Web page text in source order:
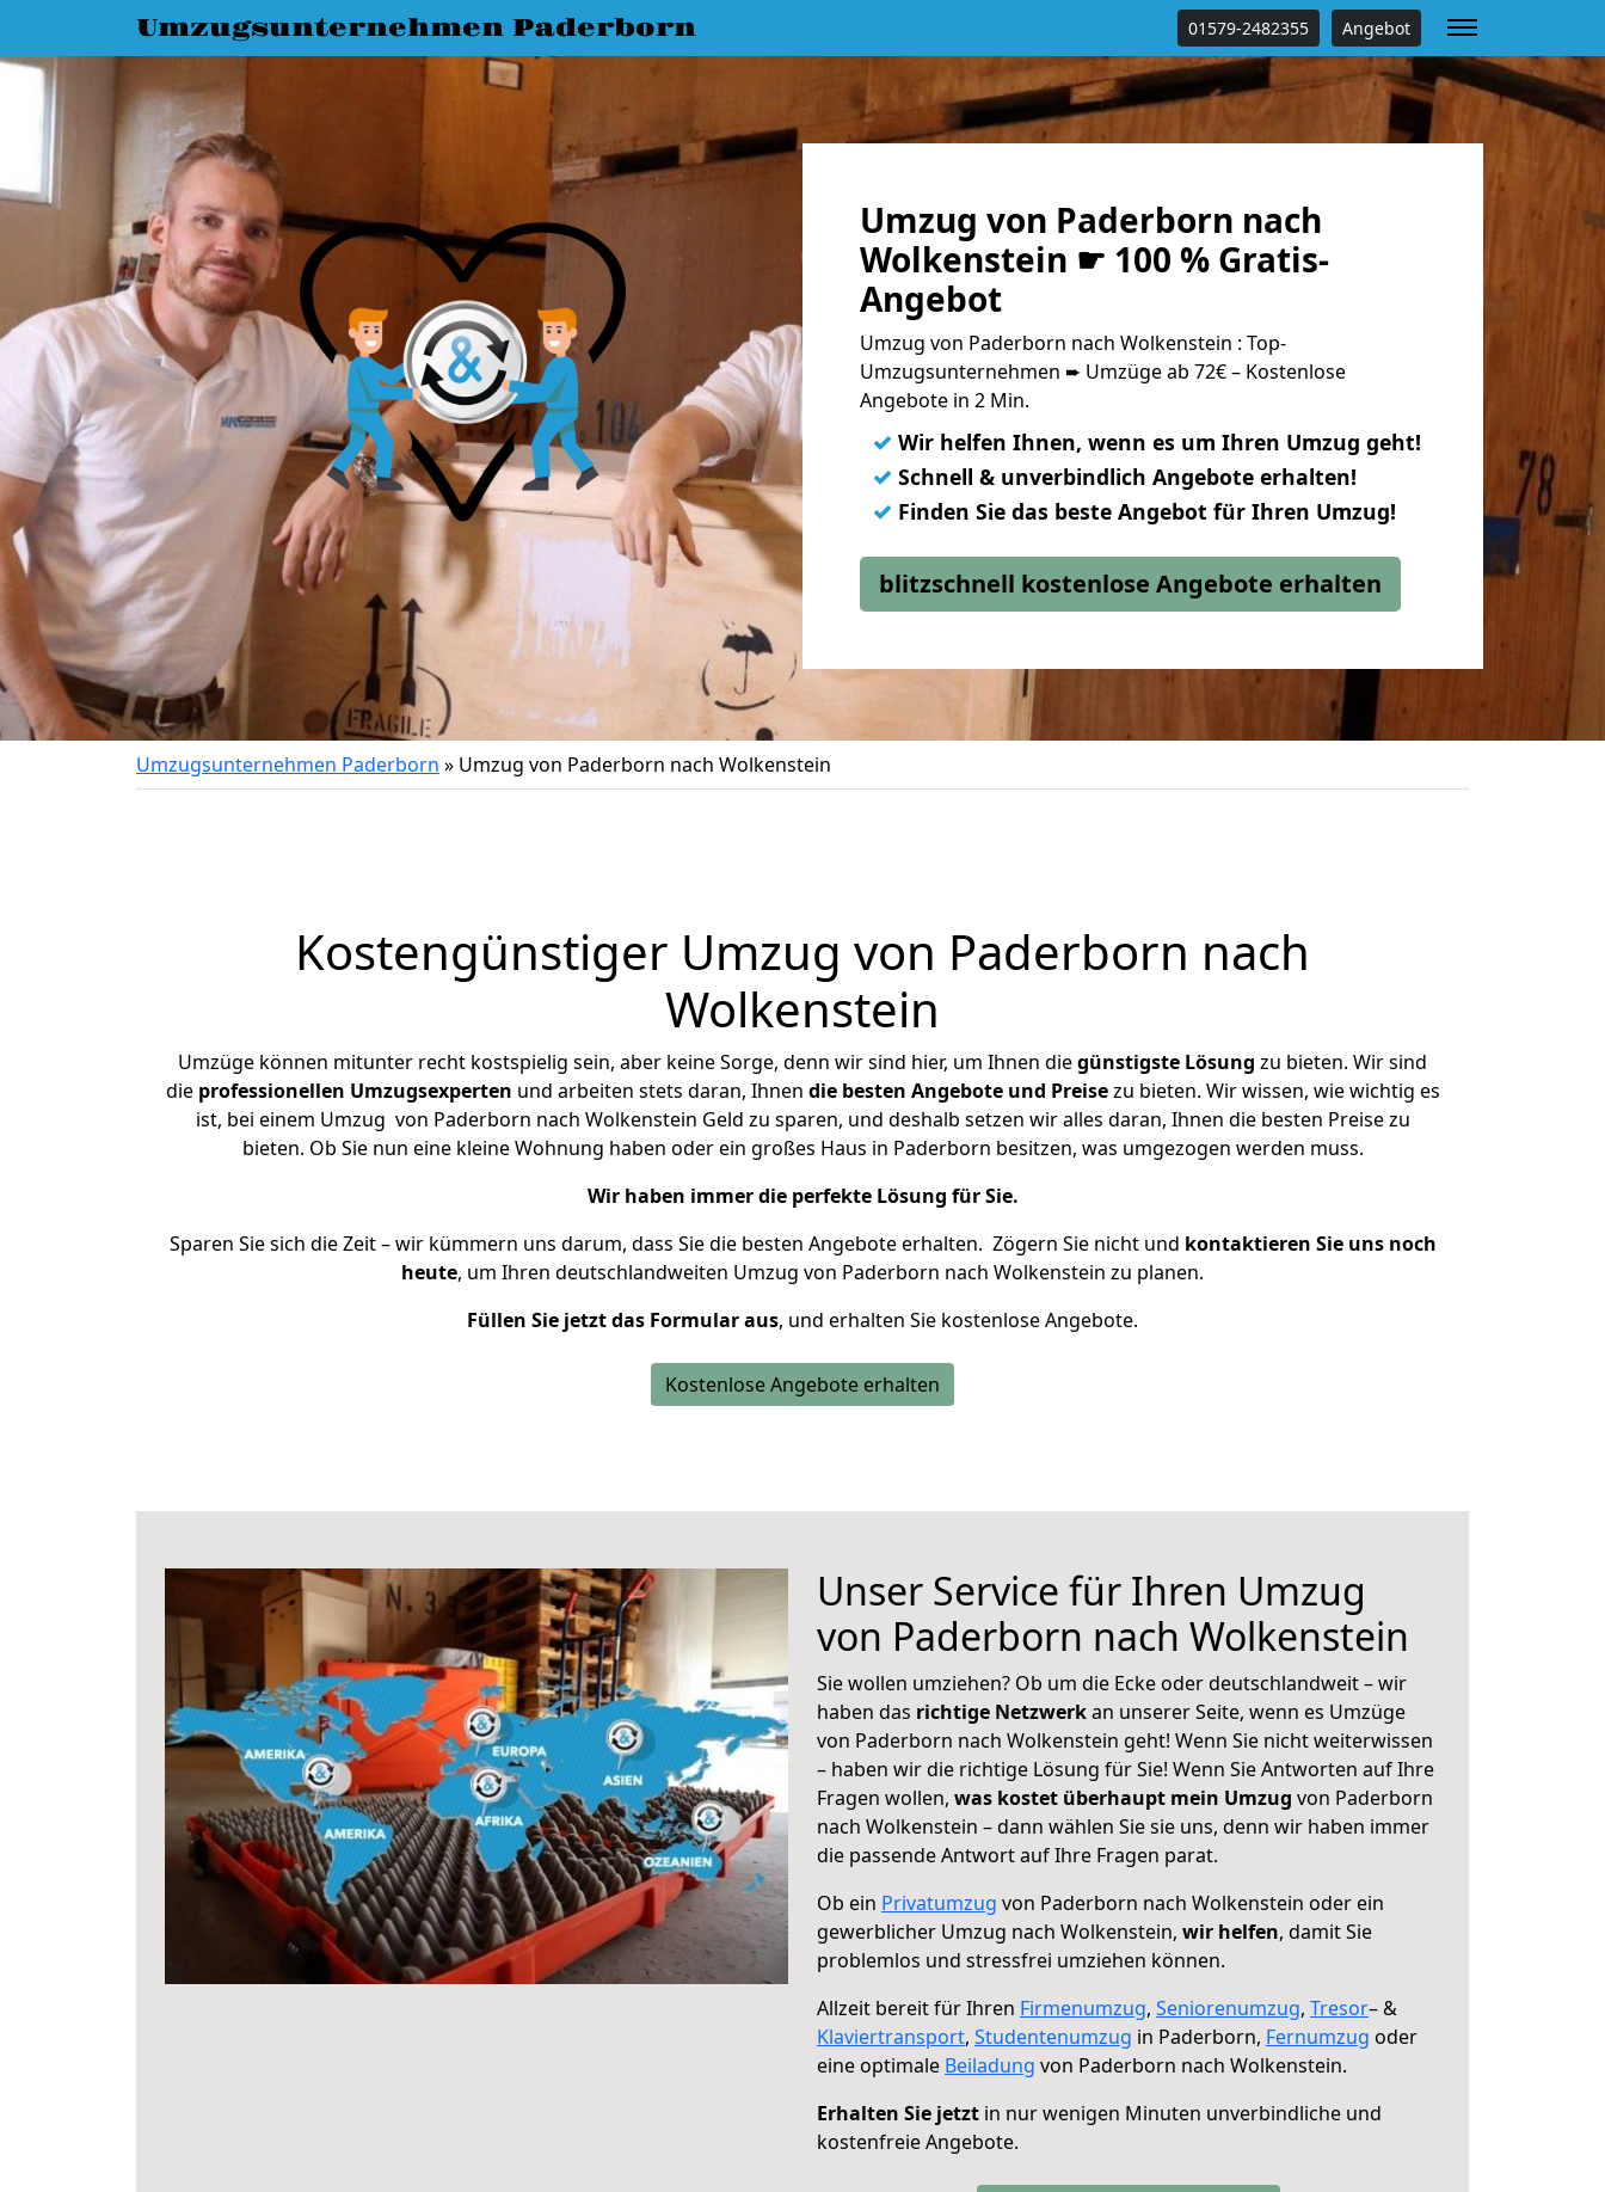
Umzugsunternehmen Paderborn 01579-2482355 Angebot
Umzug von Paderborn nach
Wolkenstein ☛ 100 % Gratis-
Angebot
Umzug von Paderborn nach Wolkenstein : Top-
Umzugsunternehmen ➨ Umzüge ab 72€ – Kostenlose
Angebote in 2 Min.
✓ Wir helfen Ihnen, wenn es um Ihren Umzug geht!
✓ Schnell & unverbindlich Angebote erhalten!
✓ Finden Sie das beste Angebot für Ihren Umzug!
blitzschnell kostenlose Angebote erhalten
Umzugsunternehmen Paderborn » Umzug von Paderborn nach Wolkenstein
Kostengünstiger Umzug von Paderborn nach
Wolkenstein
Umzüge können mitunter recht kostspielig sein, aber keine Sorge, denn wir sind hier, um Ihnen diegünstigste Lösung zu bieten. Wir sind
die professionellen Umzugsexperten und arbeiten stets daran, Ihnen die besten Angebote und Preisezu bieten. Wir wissen, wie wichtig es
ist, bei einem Umzug von Paderborn nach Wolkenstein Geld zu sparen, und deshalb setzen wir alles daran, Ihnen die besten Preise zu
bieten. Ob Sie nun eine kleine Wohnung haben oder ein großes Haus in Paderborn besitzen, was umgezogen werden muss.
Wir haben immer die perfekte Lösung für Sie.
Sparen Sie sich die Zeit – wir kümmern uns darum, dass Sie die besten Angebote erhalten. Zögern Sie nicht und kontaktieren Sie uns noch
heute, um Ihren deutschlandweiten Umzug von Paderborn nach Wolkenstein zu planen.
Füllen Sie jetzt das Formular aus, und erhalten Sie kostenlose Angebote.
Kostenlose Angebote erhalten
Unser Service für Ihren Umzug
von Paderborn nach Wolkenstein
Sie wollen umziehen? Ob um die Ecke oder deutschlandweit – wir
haben das richtige Netzwerkan unserer Seite, wenn es Umzüge
von Paderborn nach Wolkenstein geht! Wenn Sie nicht weiterwissen
– haben wir die richtige Lösung für Sie! Wenn Sie Antworten auf Ihre
Fragen wollen, was kostet überhaupt mein Umzug von Paderborn
nach Wolkenstein – dann wählen Sie sie uns, denn wir haben immer
die passende Antwort auf Ihre Fragen parat.
Ob ein Privatumzug von Paderborn nach Wolkenstein oder ein
gewerblicher Umzug nach Wolkenstein, wir helfen, damit Sie
problemlos und stressfrei umziehen können.
Allzeit bereit für Ihren Firmenumzug, Seniorenumzug, Tresor– &
Klaviertransport, Studentenumzug in Paderborn, Fernumzug oder
eine optimale Beiladung von Paderborn nach Wolkenstein.
Erhalten Sie jetzt in nur wenigen Minuten unverbindliche und
kostenfreie Angebote.